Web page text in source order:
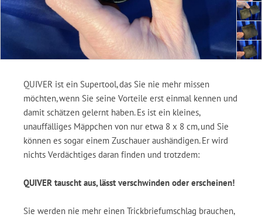
QUIVER ist ein Supertool, das Sie nie mehr missen
möchten, wenn Sie seine Vorteile erst einmal kennen und
damit schätzen gelernt haben. Es ist ein kleines,
unauffälliges Mäppchen von nur etwa 8 x 8 cm, und Sie
können es sogar einem Zuschauer aushändigen. Er wird
nichts Verdächtiges daran finden und trotzdem:
QUIVER tauscht aus, lässt verschwinden oder erscheinen!
Sie werden nie mehr einen Trickbriefumschlag brauchen,